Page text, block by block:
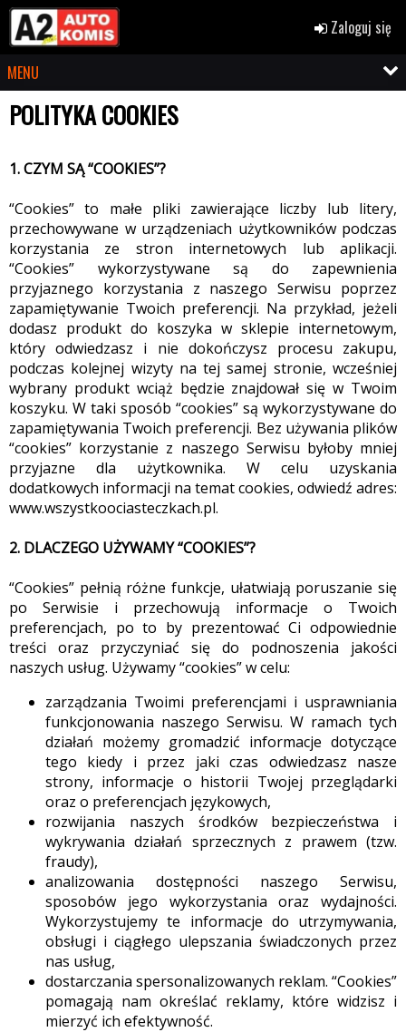
Zaloguj się
MENU
POLITYKA COOKIES
1. CZYM SĄ “COOKIES”?
“Cookies” to małe pliki zawierające liczby lub litery,
przechowywane w urządzeniach użytkowników podczas
korzystania ze stron internetowych lub aplikacji.
“Cookies” wykorzystywane są do zapewnienia
przyjaznego korzystania z naszego Serwisu poprzez
zapamiętywanie Twoich preferencji. Na przykład, jeżeli
dodasz produkt do koszyka w sklepie internetowym,
który odwiedzasz i nie dokończysz procesu zakupu,
podczas kolejnej wizyty na tej samej stronie, wcześniej
wybrany produkt wciąż będzie znajdował się w Twoim
koszyku. W taki sposób “cookies” są wykorzystywane do
zapamiętywania Twoich preferencji. Bez używania plików
“cookies” korzystanie z naszego Serwisu byłoby mniej
przyjazne dla użytkownika. W celu uzyskania
dodatkowych informacji na temat cookies, odwiedź adres:
www.wszystkoociasteczkach.pl.
2. DLACZEGO UŻYWAMY “COOKIES”?
“Cookies” pełnią różne funkcje, ułatwiają poruszanie się
po Serwisie i przechowują informacje o Twoich
preferencjach, po to by prezentować Ci odpowiednie
treści oraz przyczyniać się do podnoszenia jakości
naszych usług. Używamy “cookies” w celu:
zarządzania Twoimi preferencjami i usprawniania
funkcjonowania naszego Serwisu. W ramach tych
działań możemy gromadzić informacje dotyczące
tego kiedy i przez jaki czas odwiedzasz nasze
strony, informacje o historii Twojej przeglądarki
oraz o preferencjach językowych,
rozwijania naszych środków bezpieczeństwa i
wykrywania działań sprzecznych z prawem (tzw.
fraudy),
analizowania dostępności naszego Serwisu,
sposobów jego wykorzystania oraz wydajności.
Wykorzystujemy te informacje do utrzymywania,
obsługi i ciągłego ulepszania świadczonych przez
nas usług,
dostarczania spersonalizowanych reklam. “Cookies”
pomagają nam określać reklamy, które widzisz i
mierzyć ich efektywność.